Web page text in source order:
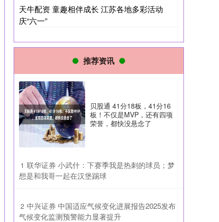
天牛配资 童趣相伴成长 江苏各地多彩活动
庆“六一”
推荐资讯
贝股通 41分18板，41分16
板！不仅是MVP，还有四项
荣誉，都快没悬念了
1 ​联华证券 小武什：下赛季我是热刺的球员；梦
想是和我哥一起在汉堡踢球
2 ​中兴证券 中国适应气候变化进展报告2025发布
气候变化监测预警能力显著提升